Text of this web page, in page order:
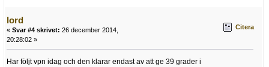
lord
« Svar #4 skrivet: 26 december 2014,
20:28:02 »
Citera
Har följt vpn idag och den klarar endast av att ge 39 grader i